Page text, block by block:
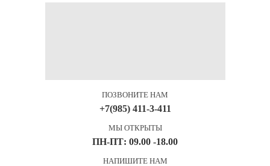
ПОЗВОНИТЕ НАМ
+7(985) 411-3-411
МЫ ОТКРЫТЫ
ПН-ПТ: 09.00 -18.00
НАПИШИТЕ НАМ